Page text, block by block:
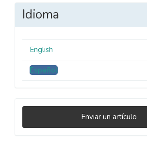
Idioma
English
Español
Enviar
un
Enviar un artículo